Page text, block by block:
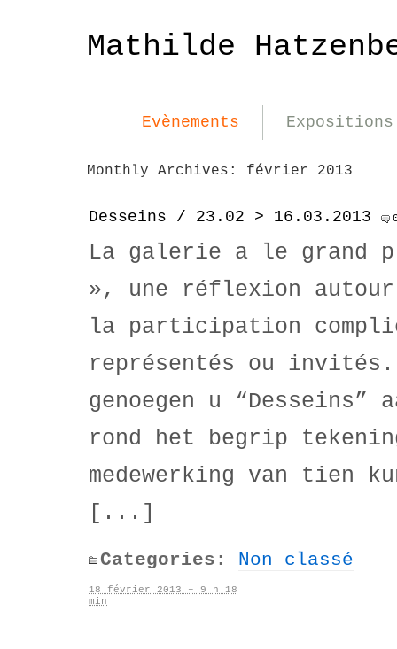
Mathilde
Evènements Expositions
Monthly Archives: février 2013
Desseins / 23.02 > 16.03.2013
La galerie a le grand
», une réflexion
la participation
représentés ou
genoegen u
rond het begrip
medewerking van tien
[...]
Categories: Non classé
18 février 2013 – 9 h 18
min